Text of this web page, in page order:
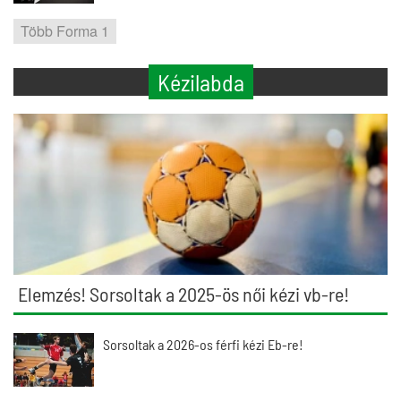
Több Forma 1
Kézilabda
Elemzés! Sorsoltak a 2025-ös női kézi vb-re!
Sorsoltak a 2026-os férfi kézi Eb-re!